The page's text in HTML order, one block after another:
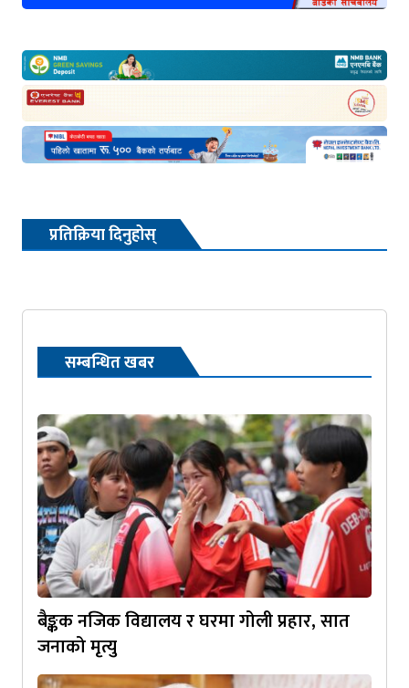
प्रतिक्रिया दिनुहोस्
सम्बन्धित खबर
बैङ्कक नजिक विद्यालय र घरमा गोली प्रहार, सात
जनाको मृत्यु